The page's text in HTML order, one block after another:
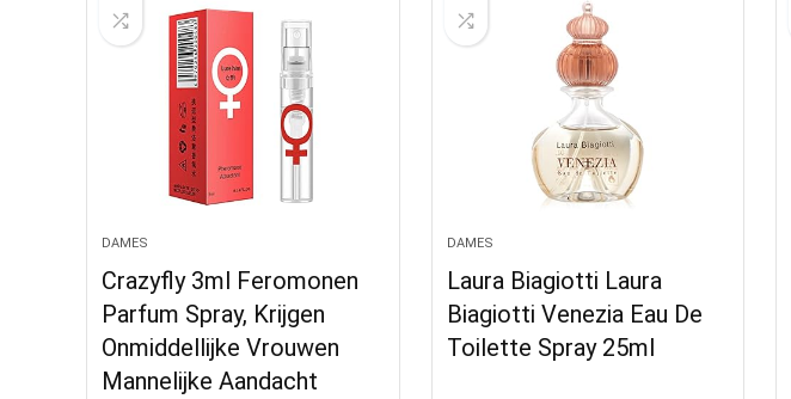
DAMES
Crazyfly 3ml Feromonen
Parfum Spray, Krijgen
Onmiddellijke Vrouwen
Mannelijke Aandacht
DAMES
Laura Biagiotti Laura
Biagiotti Venezia Eau De
Toilette Spray 25ml